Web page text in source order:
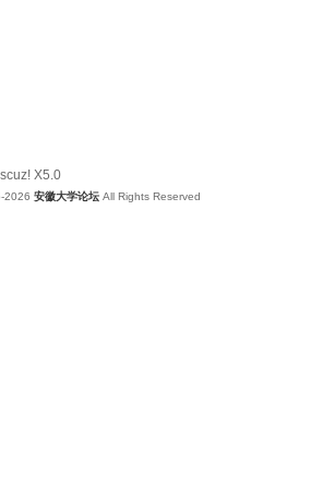
X5.0
2026 安徽大学论坛 All Rights Reserved